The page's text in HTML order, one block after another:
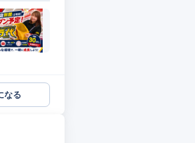
なる